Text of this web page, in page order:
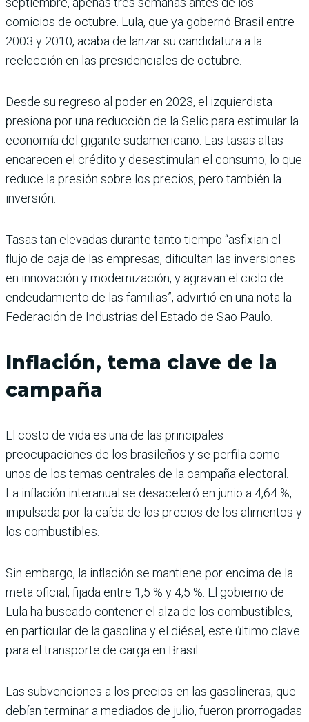
comicios de octubre. Lula, que ya gobernó Brasil entre
2003 y 2010, acaba de lanzar su candidatura a la
reelección en las presidenciales de octubre.
Desde su regreso al poder en 2023, el izquierdista
presiona por una reducción de la Selic para estimular la
economía del gigante sudamericano. Las tasas altas
encarecen el crédito y desestimulan el consumo, lo que
reduce la presión sobre los precios, pero también la
inversión.
Tasas tan elevadas durante tanto tiempo “asfixian el
flujo de caja de las empresas, dificultan las inversiones
en innovación y modernización, y agravan el ciclo de
endeudamiento de las familias”, advirtió en una nota la
Federación de Industrias del Estado de Sao Paulo.
Inflación, tema clave de la
campaña
El costo de vida es una de las principales
preocupaciones de los brasileños y se perfila como
unos de los temas centrales de la campaña electoral.
La inflación interanual se desaceleró en junio a 4,64 %,
impulsada por la caída de los precios de los alimentos y
los combustibles.
Sin embargo, la inflación se mantiene por encima de la
meta oficial, fijada entre 1,5 % y 4,5 %. El gobierno de
Lula ha buscado contener el alza de los combustibles,
en particular de la gasolina y el diésel, este último clave
para el transporte de carga en Brasil.
Las subvenciones a los precios en las gasolineras, que
debían terminar a mediados de julio, fueron prorrogadas